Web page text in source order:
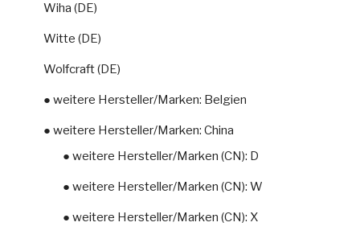
Wiha (DE)
Witte (DE)
Wolfcraft (DE)
● weitere Hersteller/Marken: Belgien
● weitere Hersteller/Marken: China
● weitere Hersteller/Marken (CN): D
● weitere Hersteller/Marken (CN): W
● weitere Hersteller/Marken (CN): X